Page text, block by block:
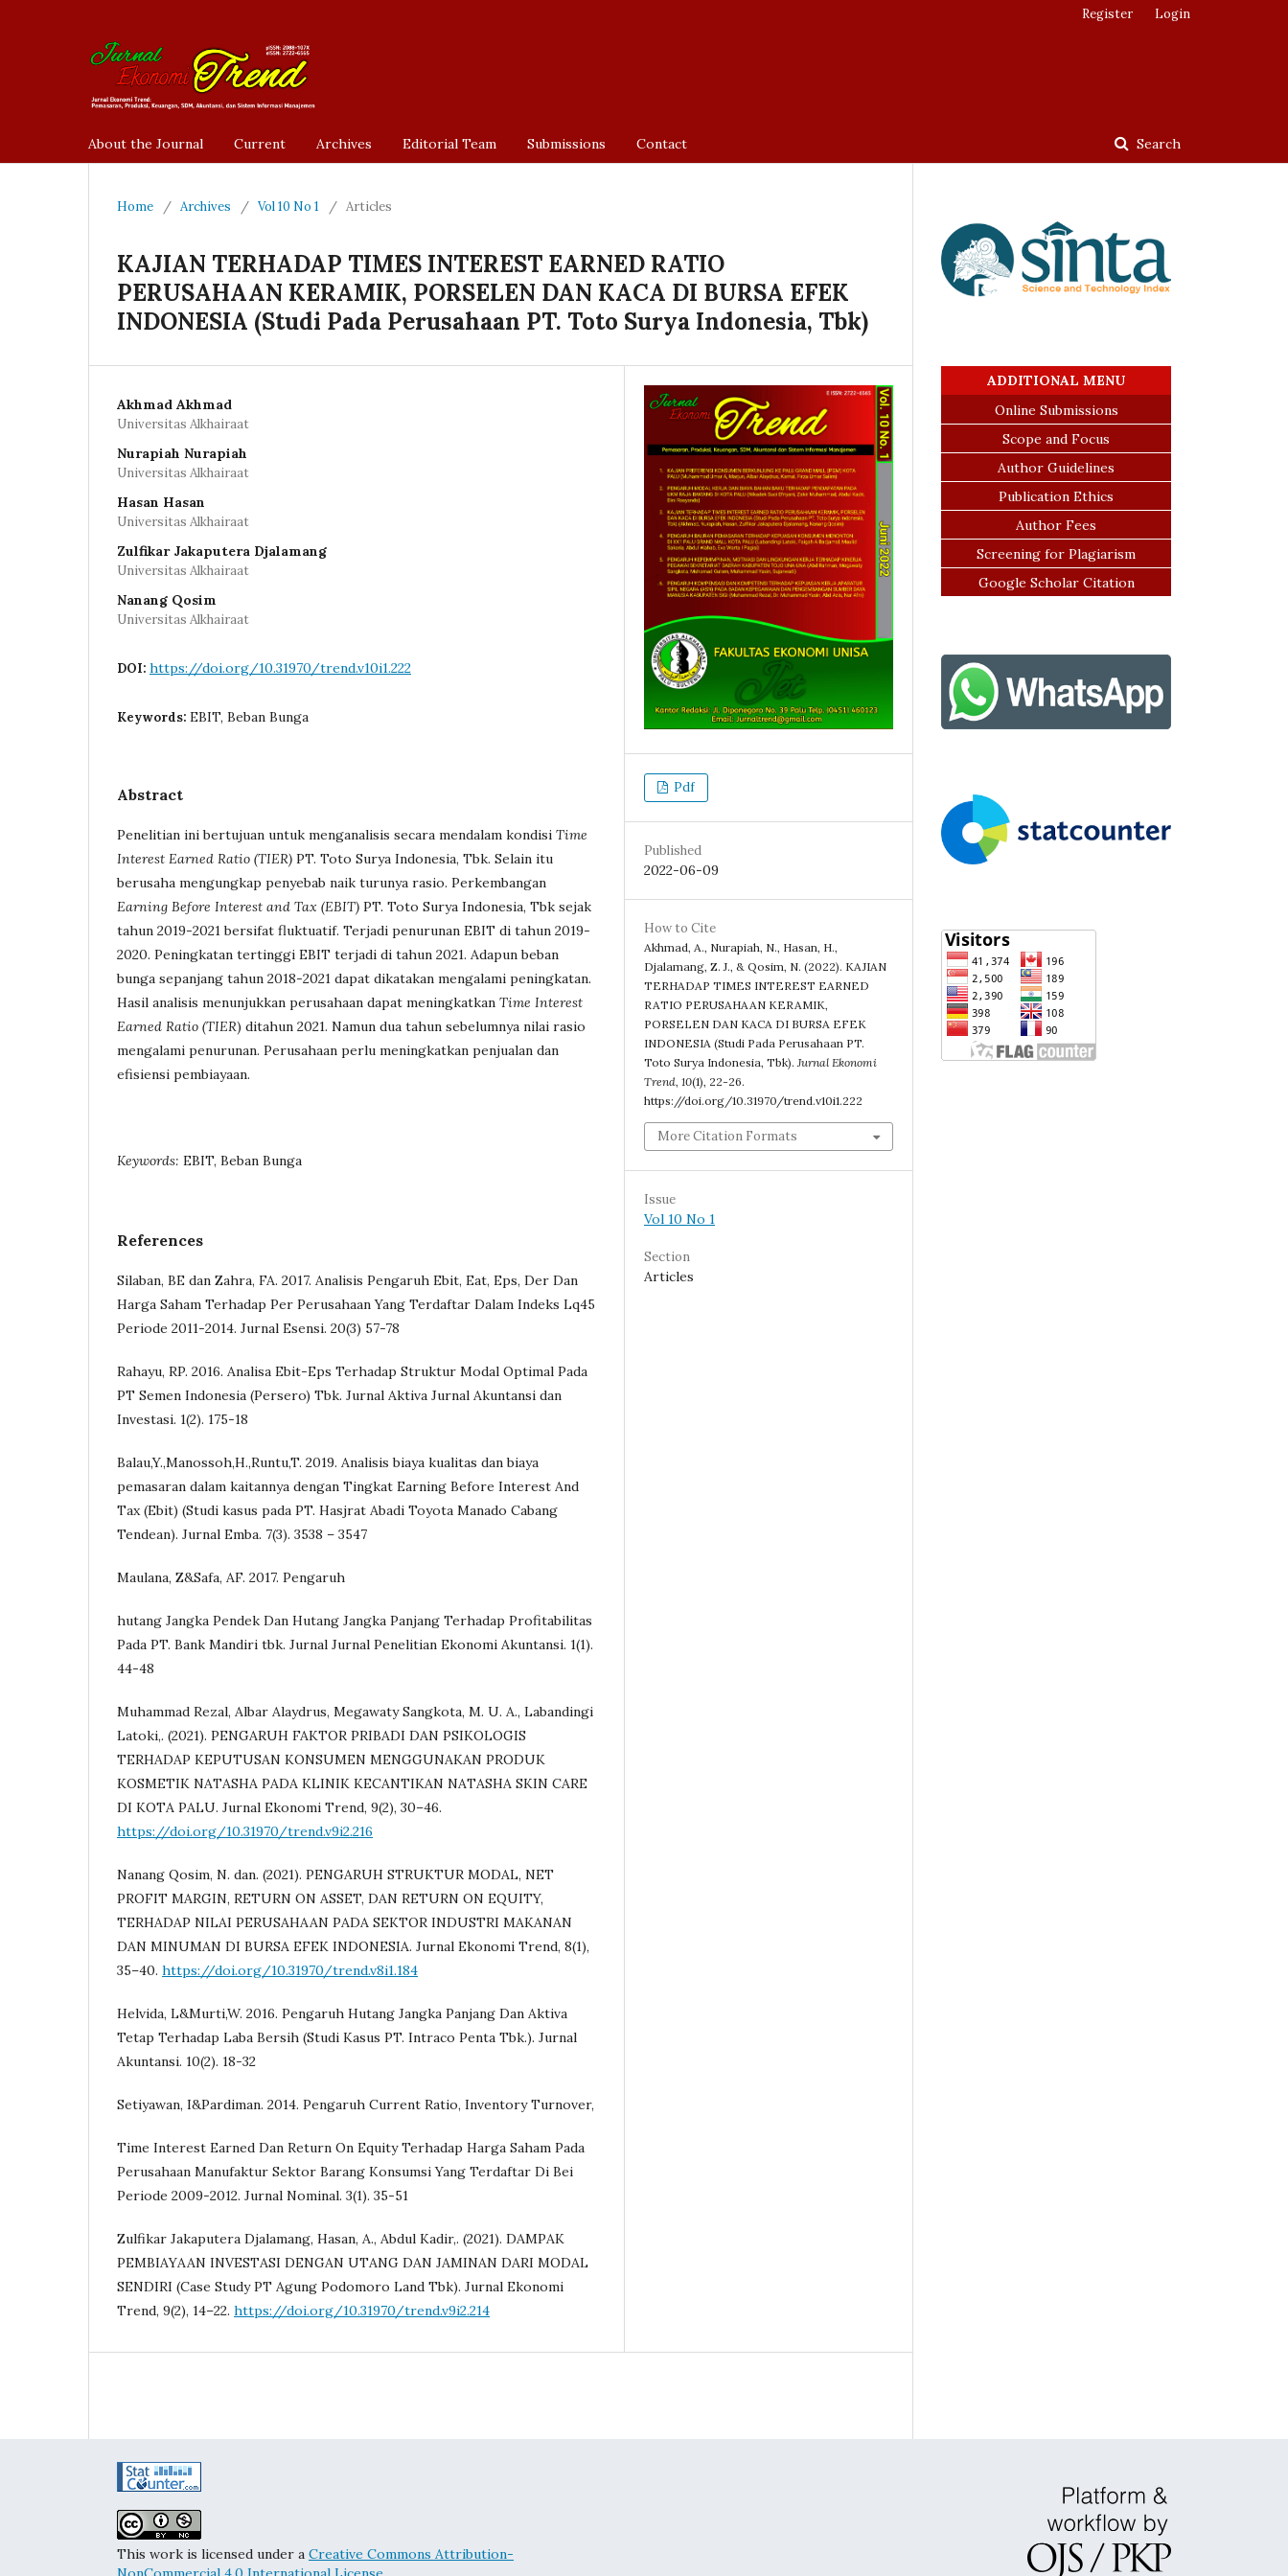
About the Journal Current Archives Editorial Team Submissions Contact Search
Register Login
Home / Archives / Vol 10 No 1 / Articles
KAJIAN TERHADAP TIMES INTEREST EARNED RATIO
PERUSAHAAN KERAMIK, PORSELEN DAN KACA DI BURSA EFEK
INDONESIA (Studi Pada Perusahaan PT. Toto Surya Indonesia, Tbk)
Akhmad Akhmad
Universitas Alkhairaat
Nurapiah Nurapiah
Universitas Alkhairaat
Hasan Hasan
Universitas Alkhairaat
Zulfikar Jakaputera Djalamang
Universitas Alkhairaat
Nanang Qosim
Universitas Alkhairaat
DOI: https://doi.org/10.31970/trend.v10i1.222
Keywords: EBIT, Beban Bunga
Abstract
Penelitian ini bertujuan untuk menganalisis secara mendalam kondisi Time
Interest Earned Ratio (TIER) PT. Toto Surya Indonesia, Tbk. Selain itu
berusaha mengungkap penyebab naik turunya rasio. Perkembangan
Earning Before Interest and Tax (EBIT) PT. Toto Surya Indonesia, Tbk sejak
tahun 2019-2021 bersifat fluktuatif. Terjadi penurunan EBIT di tahun 2019-
2020. Peningkatan tertinggi EBIT terjadi di tahun 2021. Adapun beban
bunga sepanjang tahun 2018-2021 dapat dikatakan mengalami peningkatan.
Hasil analisis menunjukkan perusahaan dapat meningkatkan Time Interest
Earned Ratio (TIER) ditahun 2021. Namun dua tahun sebelumnya nilai rasio
mengalami penurunan. Perusahaan perlu meningkatkan penjualan dan
efisiensi pembiayaan.
Keywords: EBIT, Beban Bunga
References
Silaban, BE dan Zahra, FA. 2017. Analisis Pengaruh Ebit, Eat, Eps, Der Dan
Harga Saham Terhadap Per Perusahaan Yang Terdaftar Dalam Indeks Lq45
Periode 2011-2014. Jurnal Esensi. 20(3) 57-78
Rahayu, RP. 2016. Analisa Ebit-Eps Terhadap Struktur Modal Optimal Pada
PT Semen Indonesia (Persero) Tbk. Jurnal Aktiva Jurnal Akuntansi dan
Investasi. 1(2). 175-18
Balau,Y.,Manossoh,H.,Runtu,T. 2019. Analisis biaya kualitas dan biaya
pemasaran dalam kaitannya dengan Tingkat Earning Before Interest And
Tax (Ebit) (Studi kasus pada PT. Hasjrat Abadi Toyota Manado Cabang
Tendean). Jurnal Emba. 7(3). 3538 – 3547
Maulana, Z&Safa, AF. 2017. Pengaruh
hutang Jangka Pendek Dan Hutang Jangka Panjang Terhadap Profitabilitas
Pada PT. Bank Mandiri tbk. Jurnal Jurnal Penelitian Ekonomi Akuntansi. 1(1).
44-48
Muhammad Rezal, Albar Alaydrus, Megawaty Sangkota, M. U. A., Labandingi
Latoki,. (2021). PENGARUH FAKTOR PRIBADI DAN PSIKOLOGIS
TERHADAP KEPUTUSAN KONSUMEN MENGGUNAKAN PRODUK
KOSMETIK NATASHA PADA KLINIK KECANTIKAN NATASHA SKIN CARE
DI KOTA PALU. Jurnal Ekonomi Trend, 9(2), 30–46.
https://doi.org/10.31970/trend.v9i2.216
Nanang Qosim, N. dan. (2021). PENGARUH STRUKTUR MODAL, NET
PROFIT MARGIN, RETURN ON ASSET, DAN RETURN ON EQUITY,
TERHADAP NILAI PERUSAHAAN PADA SEKTOR INDUSTRI MAKANAN
DAN MINUMAN DI BURSA EFEK INDONESIA. Jurnal Ekonomi Trend, 8(1),
35–40. https://doi.org/10.31970/trend.v8i1.184
Helvida, L&Murti,W. 2016. Pengaruh Hutang Jangka Panjang Dan Aktiva
Tetap Terhadap Laba Bersih (Studi Kasus PT. Intraco Penta Tbk.). Jurnal
Akuntansi. 10(2). 18-32
Setiyawan, I&Pardiman. 2014. Pengaruh Current Ratio, Inventory Turnover,
Time Interest Earned Dan Return On Equity Terhadap Harga Saham Pada
Perusahaan Manufaktur Sektor Barang Konsumsi Yang Terdaftar Di Bei
Periode 2009-2012. Jurnal Nominal. 3(1). 35-51
Zulfikar Jakaputera Djalamang, Hasan, A., Abdul Kadir,. (2021). DAMPAK
PEMBIAYAAN INVESTASI DENGAN UTANG DAN JAMINAN DARI MODAL
SENDIRI (Case Study PT Agung Podomoro Land Tbk). Jurnal Ekonomi
Trend, 9(2), 14–22. https://doi.org/10.31970/trend.v9i2.214
Pdf
Published
2022-06-09
How to Cite
Akhmad, A., Nurapiah, N., Hasan, H.,
Djalamang, Z. J., & Qosim, N. (2022). KAJIAN
TERHADAP TIMES INTEREST EARNED
RATIO PERUSAHAAN KERAMIK,
PORSELEN DAN KACA DI BURSA EFEK
INDONESIA (Studi Pada Perusahaan PT.
Toto Surya Indonesia, Tbk). Jurnal Ekonomi
Trend, 10(1), 22-26.
https://doi.org/10.31970/trend.v10i1.222
More Citation Formats
Issue
Vol 10 No 1
Section
Articles
ADDITIONAL MENU
Online Submissions
Scope and Focus
Author Guidelines
Publication Ethics
Author Fees
Screening for Plagiarism
Google Scholar Citation
This work is licensed under a Creative Commons Attribution-